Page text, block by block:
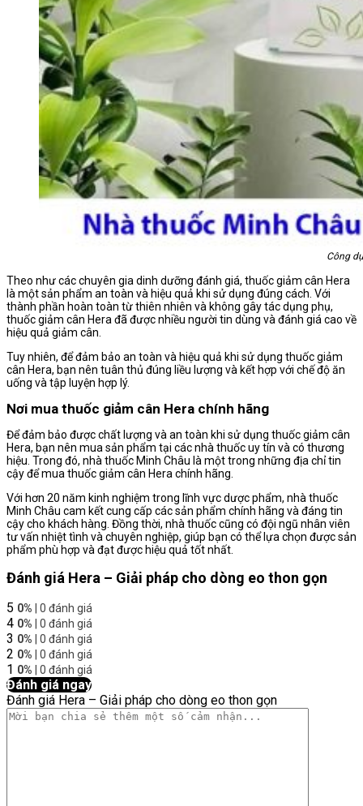
Công
Theo như các chuyên gia dinh dưỡng đánh giá, thuốc giảm cân Hera
là một sản phẩm an toàn và hiệu quả khi sử dụng đúng cách. Với
thành phần hoàn toàn từ thiên nhiên và không gây tác dụng phụ,
thuốc giảm cân Hera đã được nhiều người tin dùng và đánh giá cao về
hiệu quả giảm cân.
Tuy nhiên, để đảm bảo an toàn và hiệu quả khi sử dụng thuốc giảm
cân Hera, bạn nên tuân thủ đúng liều lượng và kết hợp với chế độ ăn
uống và tập luyện hợp lý.
Nơi mua thuốc giảm cân Hera chính hãng
Để đảm bảo được chất lượng và an toàn khi sử dụng thuốc giảm cân
Hera, bạn nên mua sản phẩm tại các nhà thuốc uy tín và có thương
hiệu. Trong đó, nhà thuốc Minh Châu là một trong những địa chỉ tin
cậy để mua thuốc giảm cân Hera chính hãng.
Với hơn 20 năm kinh nghiệm trong lĩnh vực dược phẩm, nhà thuốc
Minh Châu cam kết cung cấp các sản phẩm chính hãng và đáng tin
cậy cho khách hàng. Đồng thời, nhà thuốc cũng có đội ngũ nhân viên
tư vấn nhiệt tình và chuyên nghiệp, giúp bạn có thể lựa chọn được sản
phẩm phù hợp và đạt được hiệu quả tốt nhất.
Đánh giá Hera – Giải pháp cho dòng eo thon gọn
5 0% | 0 đánh giá
4 0% | 0 đánh giá
3 0% | 0 đánh giá
2 0% | 0 đánh giá
1 0% | 0 đánh giá
Đánh giá ngay
Đánh giá Hera – Giải pháp cho dòng eo thon gọn